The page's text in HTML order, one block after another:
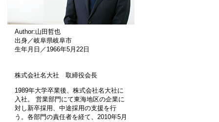
Author:山田哲也
出身／岐阜県岐阜市
生年月日／1966年5月22日
株式会社名大社 取締役会長
1989年大学卒業後、株式会社名大社に
入社。 営業部門にて東海地区の企業に
対し新卒採用、中途採用の支援を行
う。各部門の責任者を経て、2010年5月